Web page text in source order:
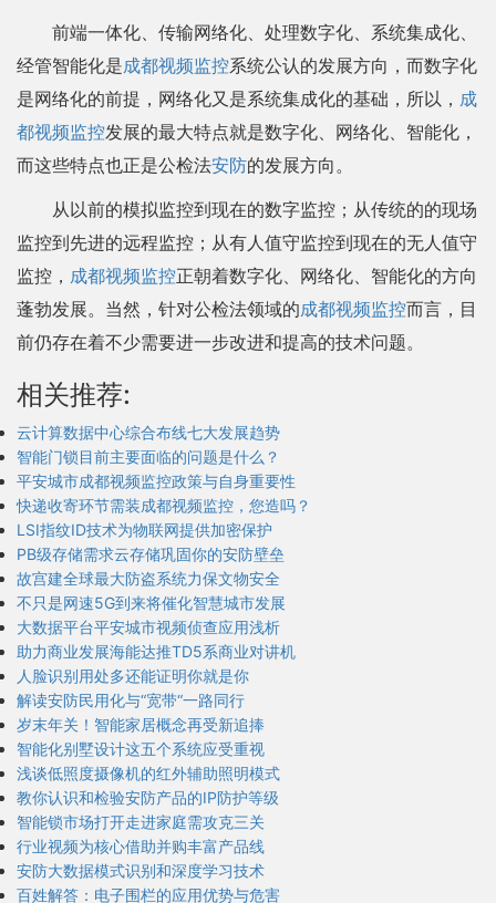
前端一体化、传输网络化、处理数字化、系统集成化、
经管智能化是成都视频监控系统公认的发展方向，而数字化
是网络化的前提，网络化又是系统集成化的基础，所以， 成
都视频监控发展的最大特点就是数字化、网络化、智能化，
而这些特点也正是公检法安防的发展方向。
从以前的模拟监控到现在的数字监控；从传统的的现场
监控到先进的远程监控；从有人值守监控到现在的无人值守
监控， 成都视频监控正朝着数字化、网络化、智能化的方向
蓬勃发展。当然，针对公检法领域的成都视频监控而言，目
前仍存在着不少需要进一步改进和提高的技术问题。
相关推荐:
云计算数据中心综合布线七大发展趋势
智能门锁目前主要面临的问题是什么？
平安城市成都视频监控政策与自身重要性
快递收寄环节需装成都视频监控，您造吗？
LSI指纹ID技术为物联网提供加密保护
PB级存储需求云存储巩固你的安防壁垒
故宫建全球最大防盗系统力保文物安全
不只是网速5G到来将催化智慧城市发展
大数据平台平安城市视频侦查应用浅析
助力商业发展海能达推TD5系商业对讲机
人脸识别用处多还能证明你就是你
解读安防民用化与“宽带“一路同行
岁末年关！智能家居概念再受新追捧
智能化别墅设计这五个系统应受重视
浅谈低照度摄像机的红外辅助照明模式
教你认识和检验安防产品的IP防护等级
智能锁市场打开走进家庭需攻克三关
行业视频为核心借助并购丰富产品线
安防大数据模式识别和深度学习技术
百姓解答：电子围栏的应用优势与危害